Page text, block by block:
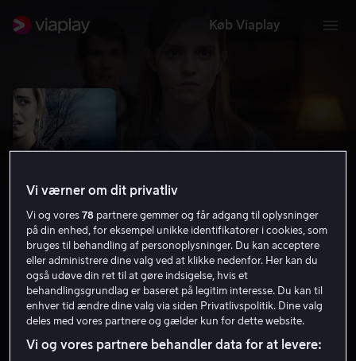
Køb Viaplay
Regression
5.6 Drama Krimi 2015 1 t. 41 min
15 år
Vi værner om dit privatliv
Vi og vores78 partnere gemmer og får adgang til oplysninger
på din enhed, for eksempel unikke identifikatorer i cookies, som
bruges til behandling af personoplysninger. Du kan acceptere
eller administrere dine valg ved at klikke nedenfor. Her kan du
også udøve din ret til at gøre indsigelse, hvis et
behandlingsgrundlag er baseret på legitim interesse. Du kan til
enhver tid ændre dine valg via siden Privatlivspolitik. Dine valg
deles med vores partnere og gælder kun for dette website.
Vi og vores partnere behandler data for at levere: